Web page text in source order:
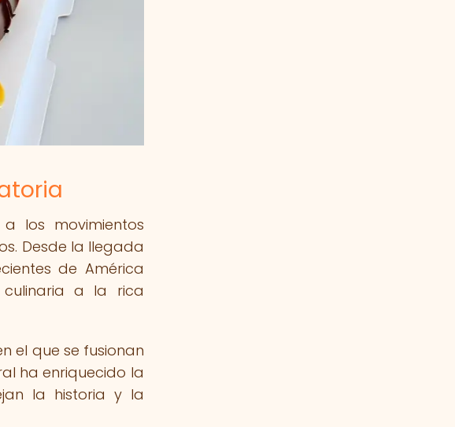
los movimientos
Desde la llegada
de América
a la rica
el que se fusionan
ha enriquecido la
la historia y la